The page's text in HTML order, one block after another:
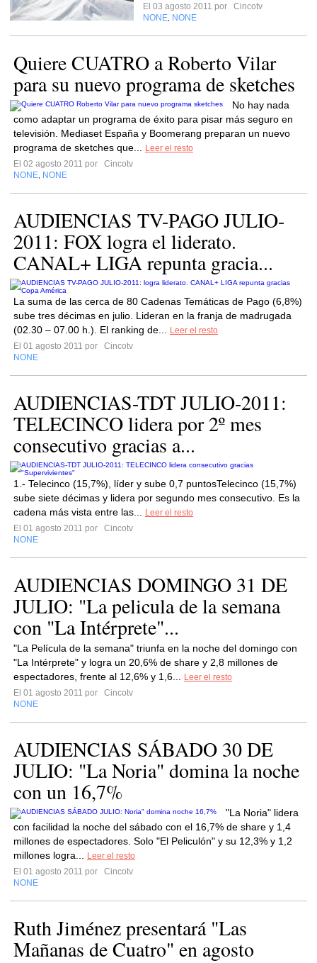
El 03 agosto 2011 por
Cincotv
NONE NONE
Quiere CUATRO a Roberto Vilar
para su nuevo programa de sketches
No hay nada
como adaptar un programa de éxito para pisar más seguro en
televisión. Mediaset España y Boomerang preparan un nuevo
programa de sketches que...
Leer el resto
El 02 agosto 2011 por
Cincotv
NONE NONE
AUDIENCIAS TV-PAGO JULIO-
2011: FOX logra el liderato.
CANAL+ LIGA repunta gracia...
La suma de las cerca de 80 Cadenas Temáticas de Pago (6,8%)
sube tres décimas en julio. Lideran en la franja de madrugada
(02.30 – 07.00 h.). El ranking de...
Leer el resto
El 01 agosto 2011 por
Cincotv
NONE
AUDIENCIAS-TDT JULIO-2011:
TELECINCO lidera por 2º mes
consecutivo gracias a...
1.- Telecinco (15,7%), líder y sube 0,7 puntosTelecinco (15,7%)
sube siete décimas y lidera por segundo mes consecutivo. Es la
cadena más vista entre las...
Leer el resto
El 01 agosto 2011 por
Cincotv
NONE
AUDIENCIAS DOMINGO 31 DE
JULIO: "La pelicula de la semana
con "La Intérprete"...
"La Película de la semana" triunfa en la noche del domingo con
"La Intérprete" y logra un 20,6% de share y 2,8 millones de
espectadores, frente al 12,6% y 1,6...
Leer el resto
El 01 agosto 2011 por
Cincotv
NONE
AUDIENCIAS SÁBADO 30 DE
JULIO: "La Noria" domina la noche
con un 16,7%
"La Noria" lidera
con facilidad la noche del sábado con el 16,7% de share y 1,4
millones de espectadores. Solo "El Peliculón" y su 12,3% y 1,2
millones logra...
Leer el resto
El 01 agosto 2011 por
Cincotv
NONE
Ruth Jiménez presentará "Las
Mañanas de Cuatro" en agosto